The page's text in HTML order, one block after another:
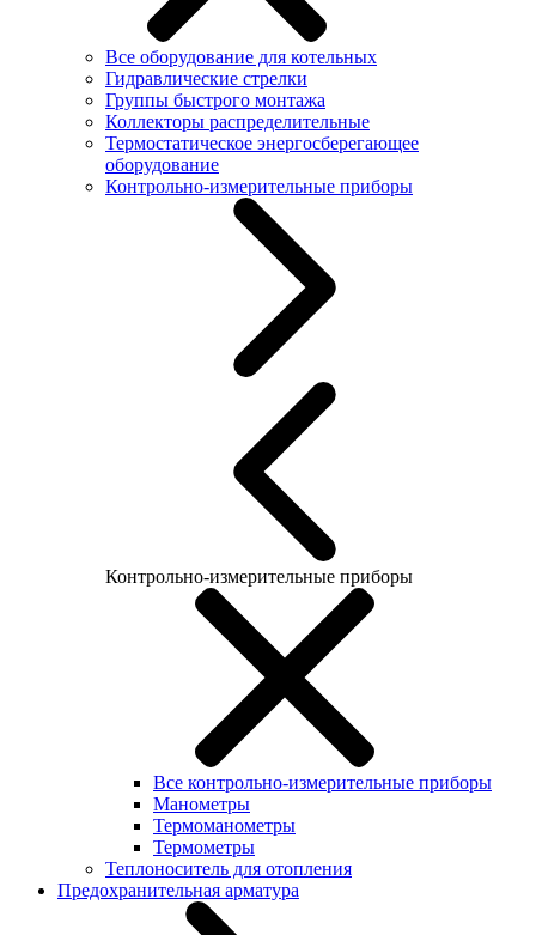
Все оборудование для котельных
Гидравлические стрелки
Группы быстрого монтажа
Коллекторы распределительные
Термостатическое энергосберегающее
оборудование
Контрольно-измерительные приборы
Контрольно-измерительные приборы
Все контрольно-измерительные приборы
Манометры
Термоманометры
Термометры
Теплоноситель для отопления
Предохранительная арматура